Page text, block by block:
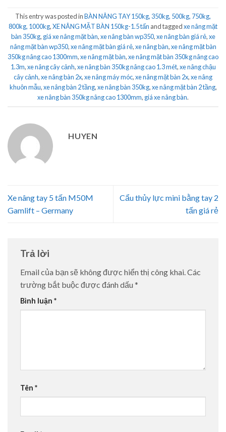
This entry was posted inBÀN NÂNG TAY 150kg, 350kg, 500kg, 750kg,
800kg, 1000kg,XE NÂNG MẶT BÀN 150kg-1.5 tấn and taggedxe nâng mặt
bàn 350kg, giá xe nâng mặt bàn,xe nâng bàn wp350,xe nâng bàn giá rẻ,xe
nâng mặt bàn wp350,xe nâng mặt bàn giá rẻ,xe nâng bàn,xe nâng mặt bàn
350kg nâng cao 1300mm,xe nâng mặt bàn,xe nâng mặt bàn 350kg nâng cao
1.3m,xe nâng cây cảnh,xe nâng bàn 350kg nâng cao 1.3 mét,xe nâng chậu
cây cảnh,xe nâng bàn 2x,xe nâng máy móc,xe nâng mặt bàn 2x,xe nâng
khuôn mẫu,xe nâng bàn 2 tầng,xe nâng bàn 350kg,xe nâng mặt bàn 2 tầng,
xe nâng bàn 350kg nâng cao 1300mm, giá xe nâng bàn.
HUYEN
Xe nâng tay 5 tấn M50M
Gamlift – Germany
Cẩu thủy lực mini bằng tay 2
tấn giá rẻ
Trả lời
Email của bạn sẽ không được hiển thị công khai.Các
trường bắt buộc được đánh dấu *
Bình luận *
Tên *